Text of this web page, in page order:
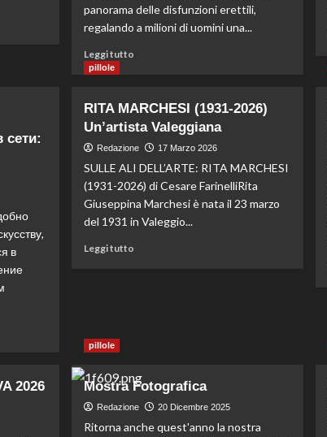
panorama delle disfunzioni erettili,
regalando a milioni di uomini una...
Leggi tutto
сети:
в
pillole
RITA MARCHESI (1931-2026)
Un’artista Valeggiana
Redazione 17 Marzo 2026
SULLE ALI DELL’ARTE: RITA MARCHESI
(1931-2026) di Cesare FarinelliRita
Giuseppina Marchesi è nata il 23 marzo
del 1931 in Valeggio...
Leggi tutto
2026
pillole
Mostra Fotografica
Redazione 20 Dicembre 2025
Ritorna anche quest'anno la nostra